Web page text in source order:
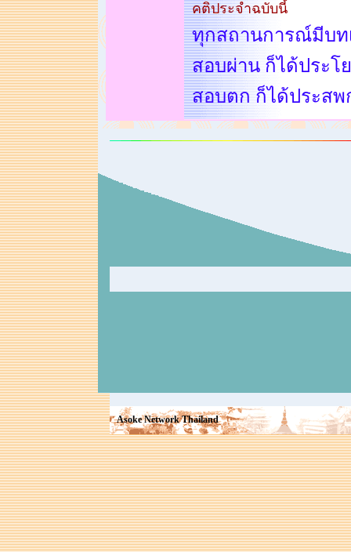
คติประจำฉบับนี้
ทุกสถานการณ์มีบท
สอบผ่าน ก็ได้ประโ
สอบตก ก็ได้ประส
Asoke Network Thailand